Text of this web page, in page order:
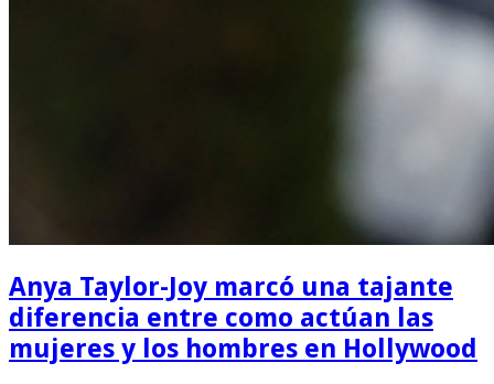
Anya Taylor-Joy marcó una tajante
diferencia entre como actúan las
mujeres y los hombres en Hollywood